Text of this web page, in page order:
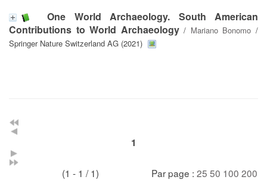
One World Archaeology. South American
Contributions to World Archaeology/ Mariano Bonomo /
Springer Nature Switzerland AG (2021)
1
(1 - 1 / 1) Par page : 25 50 100 200